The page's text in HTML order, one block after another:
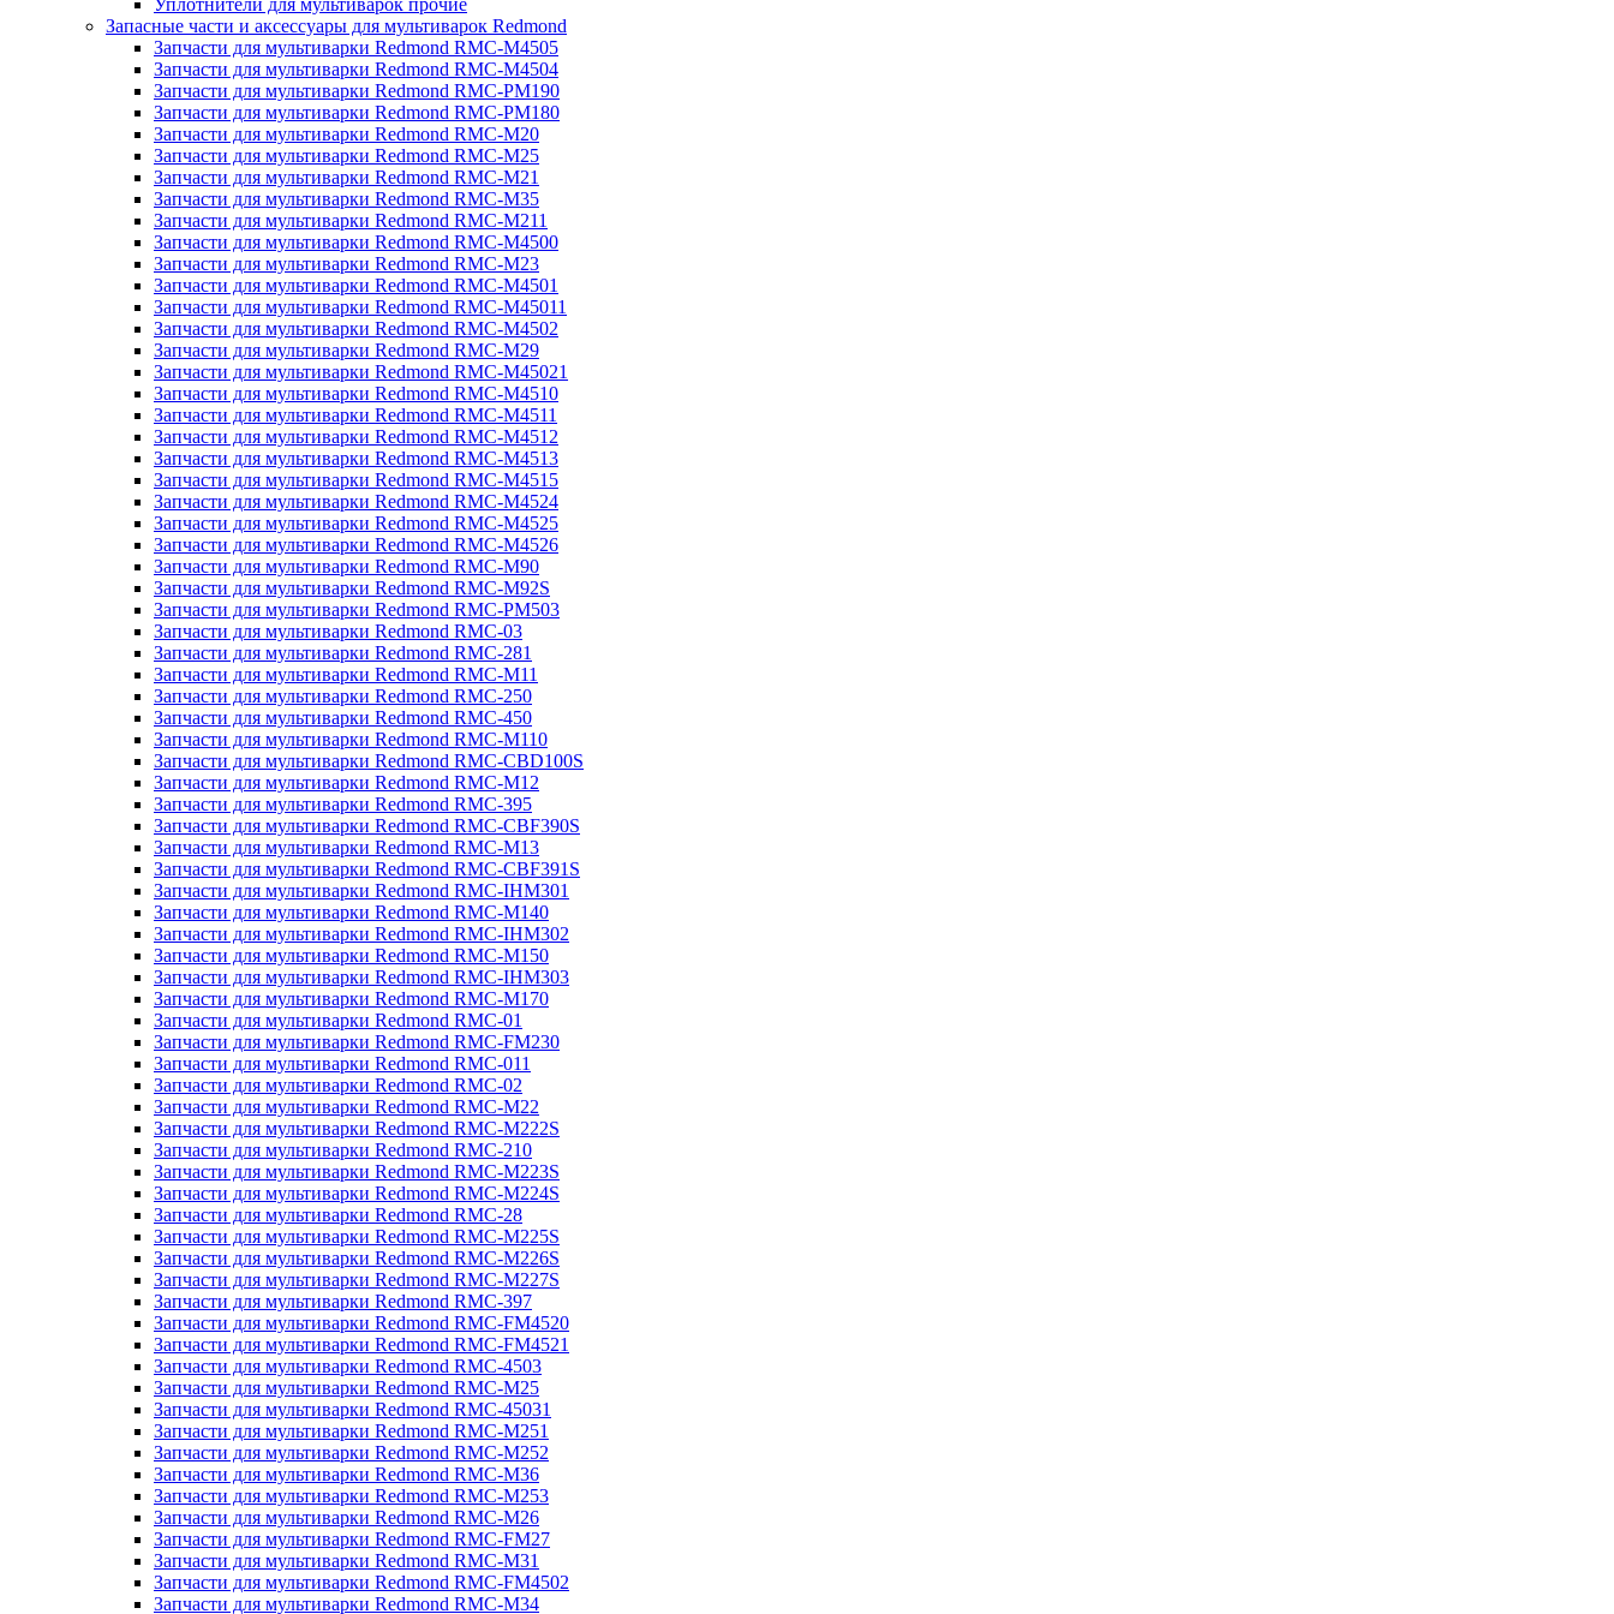
Уплотнители для мультиварок прочие
Запасные части и аксессуары для мультиварок Redmond
Запчасти для мультиварки Redmond RMC-M4505
Запчасти для мультиварки Redmond RMC-M4504
Запчасти для мультиварки Redmond RMC-PM190
Запчасти для мультиварки Redmond RMC-PM180
Запчасти для мультиварки Redmond RMC-M20
Запчасти для мультиварки Redmond RMC-M25
Запчасти для мультиварки Redmond RMC-M21
Запчасти для мультиварки Redmond RMC-M35
Запчасти для мультиварки Redmond RMC-M211
Запчасти для мультиварки Redmond RMC-M4500
Запчасти для мультиварки Redmond RMC-M23
Запчасти для мультиварки Redmond RMC-M4501
Запчасти для мультиварки Redmond RMC-M45011
Запчасти для мультиварки Redmond RMC-M4502
Запчасти для мультиварки Redmond RMC-M29
Запчасти для мультиварки Redmond RMC-M45021
Запчасти для мультиварки Redmond RMC-M4510
Запчасти для мультиварки Redmond RMC-M4511
Запчасти для мультиварки Redmond RMC-M4512
Запчасти для мультиварки Redmond RMC-M4513
Запчасти для мультиварки Redmond RMC-M4515
Запчасти для мультиварки Redmond RMC-M4524
Запчасти для мультиварки Redmond RMC-M4525
Запчасти для мультиварки Redmond RMC-M4526
Запчасти для мультиварки Redmond RMC-M90
Запчасти для мультиварки Redmond RMC-M92S
Запчасти для мультиварки Redmond RMC-PM503
Запчасти для мультиварки Redmond RMC-03
Запчасти для мультиварки Redmond RMC-281
Запчасти для мультиварки Redmond RMC-M11
Запчасти для мультиварки Redmond RMC-250
Запчасти для мультиварки Redmond RMC-450
Запчасти для мультиварки Redmond RMC-M110
Запчасти для мультиварки Redmond RMC-CBD100S
Запчасти для мультиварки Redmond RMC-M12
Запчасти для мультиварки Redmond RMC-395
Запчасти для мультиварки Redmond RMC-CBF390S
Запчасти для мультиварки Redmond RMC-M13
Запчасти для мультиварки Redmond RMC-CBF391S
Запчасти для мультиварки Redmond RMC-IHM301
Запчасти для мультиварки Redmond RMC-M140
Запчасти для мультиварки Redmond RMC-IHM302
Запчасти для мультиварки Redmond RMC-M150
Запчасти для мультиварки Redmond RMC-IHM303
Запчасти для мультиварки Redmond RMC-M170
Запчасти для мультиварки Redmond RMC-01
Запчасти для мультиварки Redmond RMC-FM230
Запчасти для мультиварки Redmond RMC-011
Запчасти для мультиварки Redmond RMC-02
Запчасти для мультиварки Redmond RMC-M22
Запчасти для мультиварки Redmond RMC-M222S
Запчасти для мультиварки Redmond RMC-210
Запчасти для мультиварки Redmond RMC-M223S
Запчасти для мультиварки Redmond RMC-M224S
Запчасти для мультиварки Redmond RMC-28
Запчасти для мультиварки Redmond RMC-M225S
Запчасти для мультиварки Redmond RMC-M226S
Запчасти для мультиварки Redmond RMC-M227S
Запчасти для мультиварки Redmond RMC-397
Запчасти для мультиварки Redmond RMC-FM4520
Запчасти для мультиварки Redmond RMC-FM4521
Запчасти для мультиварки Redmond RMC-4503
Запчасти для мультиварки Redmond RMC-M25
Запчасти для мультиварки Redmond RMC-45031
Запчасти для мультиварки Redmond RMC-M251
Запчасти для мультиварки Redmond RMC-M252
Запчасти для мультиварки Redmond RMC-M36
Запчасти для мультиварки Redmond RMC-M253
Запчасти для мультиварки Redmond RMC-M26
Запчасти для мультиварки Redmond RMC-FM27
Запчасти для мультиварки Redmond RMC-M31
Запчасти для мультиварки Redmond RMC-FM4502
Запчасти для мультиварки Redmond RMC-M34